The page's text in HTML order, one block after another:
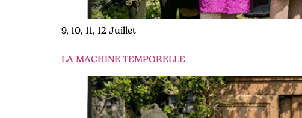
9, 10, 11, 12 Juillet
LA MACHINE TEMPORELLE